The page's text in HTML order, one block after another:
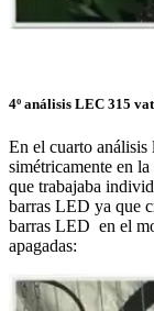
4º análisis LEC 315
En el cuarto
simétricamente en
que trabajaba
barras LED ya que
barras LED en el
apagadas: